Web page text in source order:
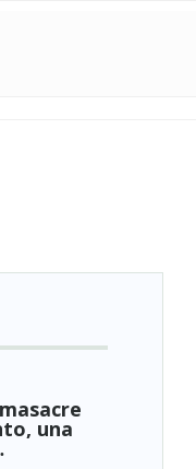
una